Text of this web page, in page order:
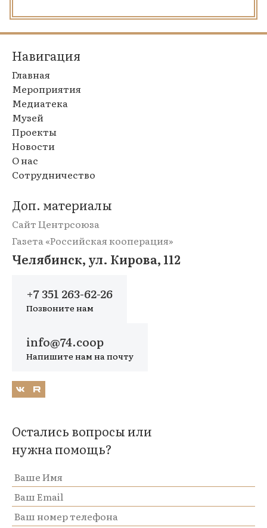
Навигация
Главная
Мероприятия
Медиатека
Музей
Проекты
Новости
О нас
Сотрудничество
Доп. материалы
Сайт Центрсоюза
Газета «Российская кооперация»
Челябинск, ул. Кирова, 112
+7 351 263-62-26
Позвоните нам
info@74.coop
Напишите нам на почту
Остались вопросы или
нужна помощь?